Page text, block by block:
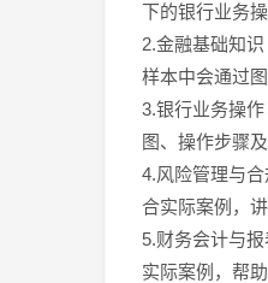
下的银行业务操
2.金融基础知
样本中会通过
3.银行业务操
图、操作步骤
4.风险管理与
合实际案例，
5.财务会计与
实际案例，帮